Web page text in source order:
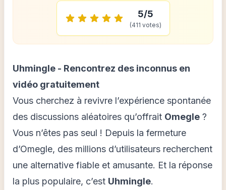
5/5
(411 votes)
Uhmingle - Rencontrez des inconnus en
vidéo gratuitement
Vous cherchez à revivre l’expérience spontanée
des discussions aléatoires qu’offrait Omegle ?
Vous n’êtes pas seul ! Depuis la fermeture
d’Omegle, des millions d’utilisateurs recherchent
une alternative fiable et amusante. Et la réponse
la plus populaire, c’est Uhmingle.